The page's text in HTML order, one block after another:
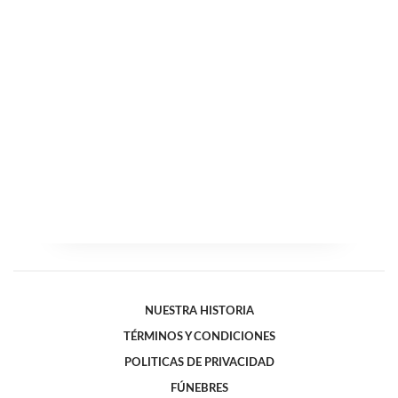
NUESTRA HISTORIA
TÉRMINOS Y CONDICIONES
POLITICAS DE PRIVACIDAD
FÚNEBRES